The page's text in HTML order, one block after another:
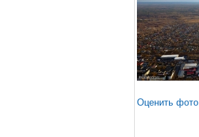
Оценить фото